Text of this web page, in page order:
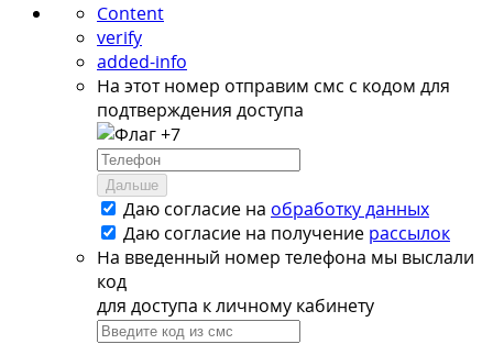
Content
verify
added-info
На этот номер отправим смс с кодом для
подтверждения доступа
+7
Дальше
Даю согласие на обработку данных
Даю согласие на получение рассылок
На введенный номер телефона мы выслали
код
для доступа к личному кабинету